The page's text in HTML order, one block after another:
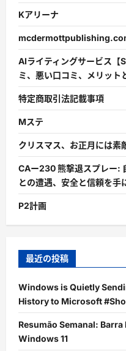
Kアリーナ
AIライティングサービス【
ミ、悪い口コミ、メリット
特定商取引法記載事項
Mステ
クリスマス、お正月には素
CAー230 熊撃退スプレー:
との遭遇、安全と信頼を手
P2計画
最近の投稿
Windows is Quietly
History to Microsoft
Resumão Semanal:
Windows 11